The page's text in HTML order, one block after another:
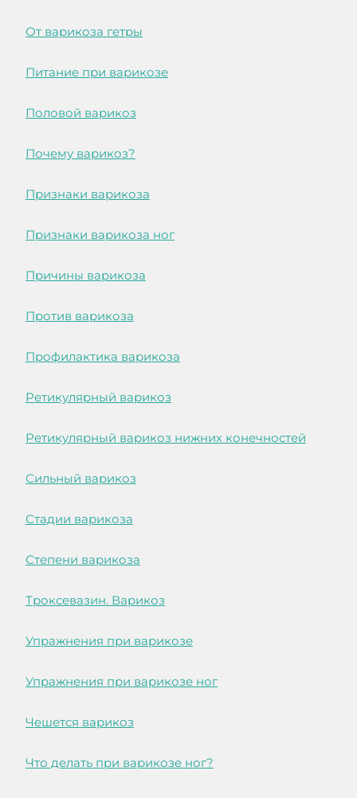
От варикоза гетры
Питание при варикозе
Половой варикоз
Почему варикоз?
Признаки варикоза
Признаки варикоза ног
Причины варикоза
Против варикоза
Профилактика варикоза
Ретикулярный варикоз
Ретикулярный варикоз нижних конечностей
Сильный варикоз
Стадии варикоза
Степени варикоза
Троксевазин. Варикоз
Упражнения при варикозе
Упражнения при варикозе ног
Чешется варикоз
Что делать при варикозе ног?